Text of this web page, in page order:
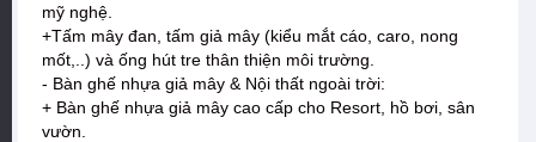
mỹ nghệ.
+Tấm mây đan, tấm giả mây (kiểu mắt cáo, caro, nong
mốt,..) và ống hút tre thân thiện môi trường.
- Bàn ghế nhựa giả mây & Nội thất ngoài trời:
+ Bàn ghế nhựa giả mây cao cấp cho Resort, hồ bơi, sân
vườn.